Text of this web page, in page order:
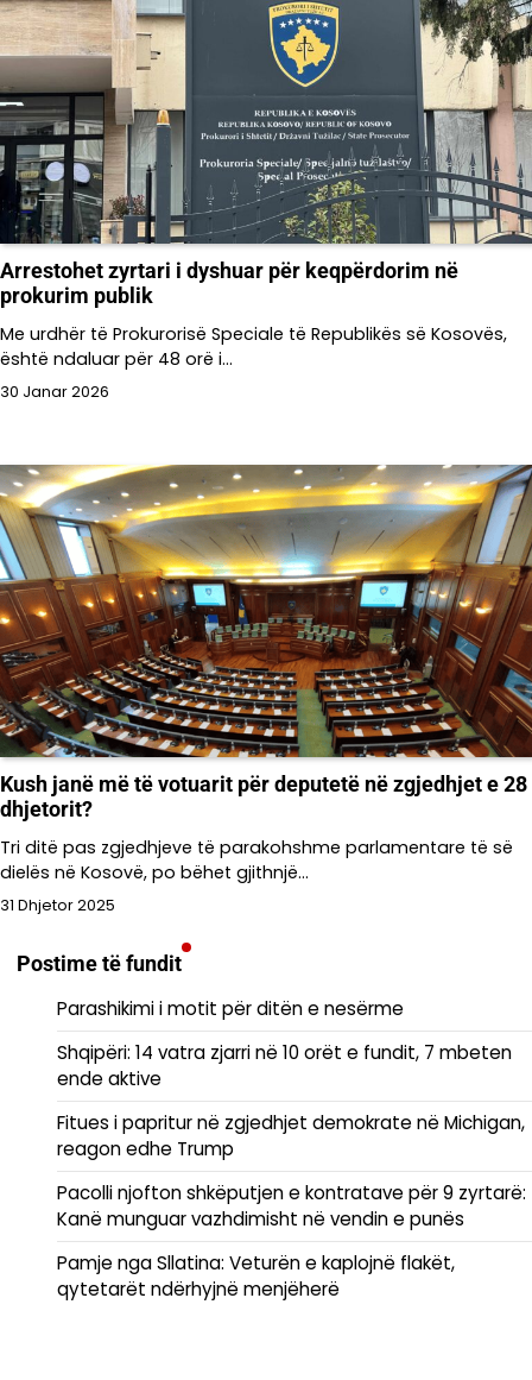
Arrestohet zyrtari i dyshuar për keqpërdorim në
prokurim publik
Me urdhër të Prokurorisë Speciale të Republikës së Kosovës,
është ndaluar për 48 orë i…
30 Janar 2026
Kush janë më të votuarit për deputetë në zgjedhjet e 28
dhjetorit?
Tri ditë pas zgjedhjeve të parakohshme parlamentare të së
dielës në Kosovë, po bëhet gjithnjë…
31 Dhjetor 2025
Postime të fundit
Parashikimi i motit për ditën e nesërme
Shqipëri: 14 vatra zjarri në 10 orët e fundit, 7 mbeten
ende aktive
Fitues i papritur në zgjedhjet demokrate në Michigan,
reagon edhe Trump
Pacolli njofton shkëputjen e kontratave për 9 zyrtarë:
Kanë munguar vazhdimisht në vendin e punës
Pamje nga Sllatina: Veturën e kaplojnë flakët,
qytetarët ndërhyjnë menjëherë